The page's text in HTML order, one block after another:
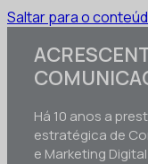
Saltar para o
Há 10 anos a
estratégica de
e Marketing Digital